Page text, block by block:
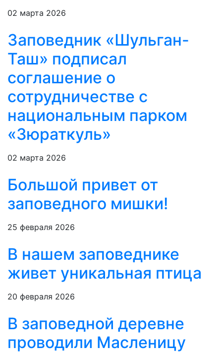
02 марта 2026
Заповедник «Шульган-
Таш» подписал
соглашение о
сотрудничестве с
национальным парком
«Зюраткуль»
02 марта 2026
Большой привет от
заповедного мишки!
25 февраля 2026
В нашем заповеднике
живет уникальная птица
20 февраля 2026
В заповедной деревне
проводили Масленицу